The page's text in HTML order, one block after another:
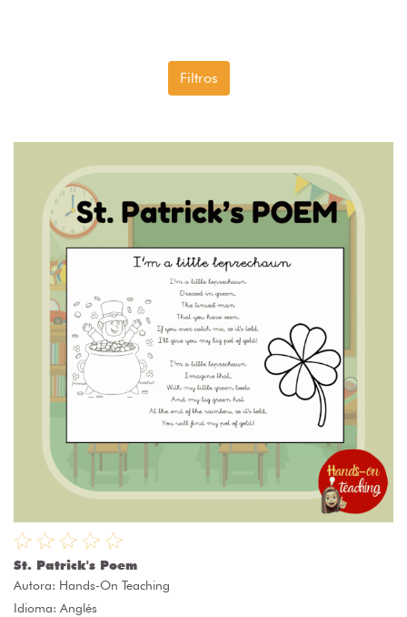
Filtros
St. Patrick's Poem
Autora: Hands-On Teaching
Idioma: Anglés